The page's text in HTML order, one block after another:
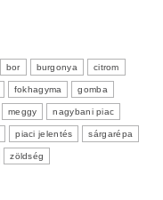
bor burgonya citrom
fokhagyma gomba
meggy nagybani piac
piaci jelentés sárgarépa
zöldség